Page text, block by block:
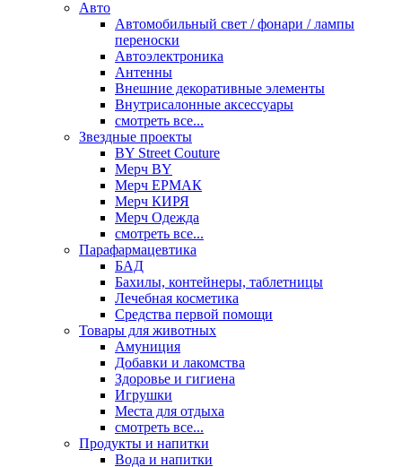
Авто
Автомобильный свет / фонари / лампы
переноски
Автоэлектроника
Антенны
Внешние декоративные элементы
Внутрисалонные аксессуары
смотреть все...
Звездные проекты
BY Street Couture
Мерч BY
Мерч ЕРМАК
Мерч КИРЯ
Мерч Одежда
смотреть все...
Парафармацевтика
БАД
Бахилы, контейнеры, таблетницы
Лечебная косметика
Средства первой помощи
Товары для животных
Амуниция
Добавки и лакомства
Здоровье и гигиена
Игрушки
Места для отдыха
смотреть все...
Продукты и напитки
Вода и напитки